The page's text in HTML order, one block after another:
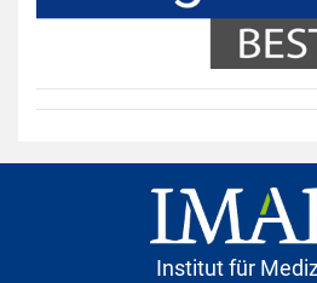
Institut für